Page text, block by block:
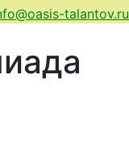
talantov.ru